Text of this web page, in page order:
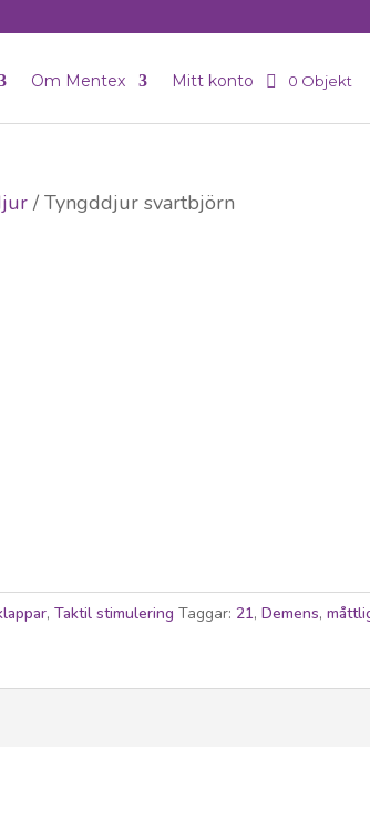
Om Mentex Mitt konto 0 Objekt
/ Tyngddjur svartbjörn
,Taktil stimulering Taggar: 21,Demens,